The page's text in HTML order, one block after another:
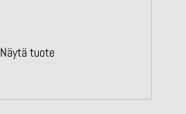
Näytä tuote